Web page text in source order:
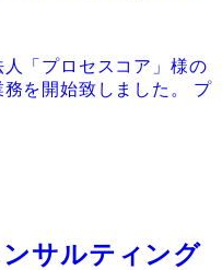
「プロセスコア」様の
を開始致しました。 プ
サルティング